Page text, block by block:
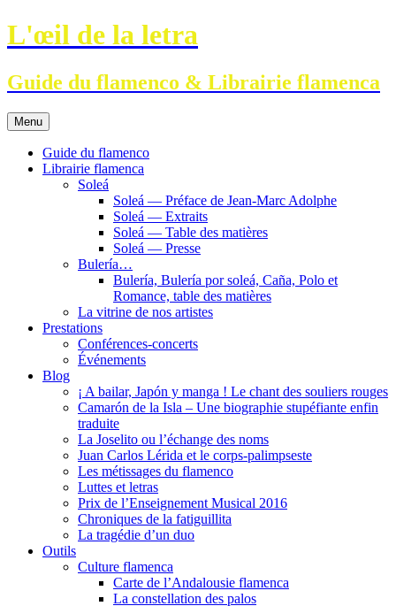
Aller
au
L'œil de la letra
Guide du flamenco & Librairie flamenca
Menu
Guide du flamenco
Librairie flamenca
Soleá
Soleá — Préface de Jean-Marc Adolphe
Soleá — Extraits
Soleá — Table des matières
Soleá — Presse
Bulería…
Bulería, Bulería por soleá, Caña, Polo et
Romance, table des matières
La vitrine de nos artistes
Prestations
Conférences-concerts
Événements
Blog
¡ A bailar, Japón y manga ! Le chant des souliers rouges
Camarón de la Isla – Une biographie stupéfiante enfin
traduite
La Joselito ou l’échange des noms
Juan Carlos Lérida et le corps-palimpseste
Les métissages du flamenco
Luttes et letras
Prix de l’Enseignement Musical 2016
Chroniques de la fatiguillita
La tragédie d’un duo
Outils
Culture flamenca
Carte de l’Andalousie flamenca
La constellation des palos